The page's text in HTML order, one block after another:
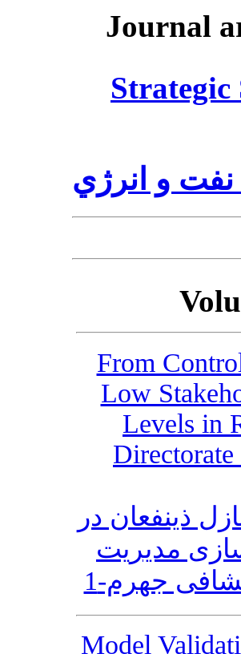
Journal
Strategic
و انرژي
From
Low
Levels in
ذینفعان در
مدیریت
جهرم-1
Model